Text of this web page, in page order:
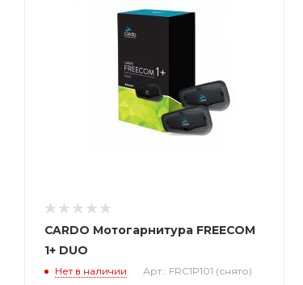
CARDO Мотогарнитура FREECOM
1+ DUO
Нет в наличии Арт.: FRC1P101 (снято)